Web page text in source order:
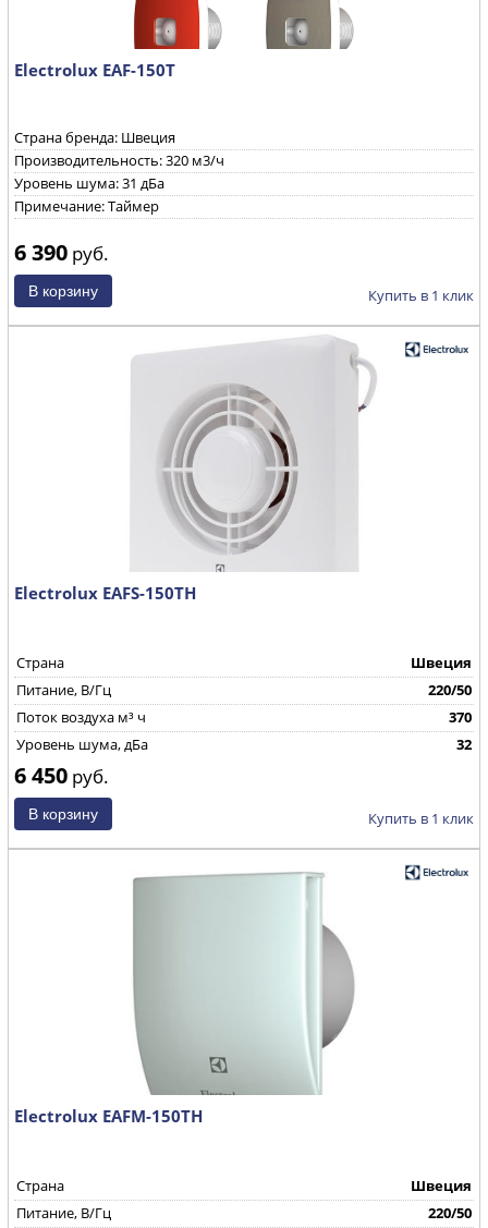
Electrolux EAF-150Т
Страна бренда: Швеция
Производительность: 320 м3/ч
Уровень шума: 31 дБа
Примечание: Таймер
6 390 руб.
Купить в 1 клик
Electrolux EAFS-150TH
Страна
Швеция
Питание, В/Гц
220/50
Поток воздуха м³ ч
370
Уровень шума, дБа
32
6 450 руб.
Купить в 1 клик
Electrolux EAFM-150TH
Страна
Швеция
Питание, В/Гц
220/50